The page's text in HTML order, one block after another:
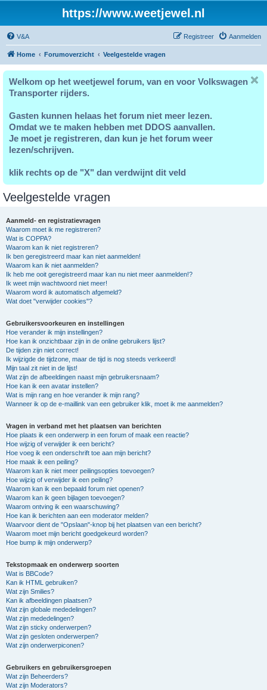
https://www.weetjewel.nl
V&A Aanmelden
Registreer
Home Forumoverzicht Veelgestelde vragen
Welkom op het weetjewel forum, van en voor Volkswagen
Transporter rijders.
Gasten kunnen helaas het forum niet meer lezen.
Omdat we te maken hebben met DDOS aanvallen.
Je moet je registreren, dan kun je het forum weer
lezen/schrijven.
klik rechts op de "X" dan verdwijnt dit veld
Veelgestelde vragen
Aanmeld- en registratievragen
Waarom moet ik me registreren?
Wat is COPPA?
Waarom kan ik niet registreren?
Ik ben geregistreerd maar kan niet aanmelden!
Waarom kan ik niet aanmelden?
Ik heb me ooit geregistreerd maar kan nu niet meer aanmelden!?
Ik weet mijn wachtwoord niet meer!
Waarom word ik automatisch afgemeld?
Wat doet "verwijder cookies"?
Gebruikersvoorkeuren en instellingen
Hoe verander ik mijn instellingen?
Hoe kan ik onzichtbaar zijn in de online gebruikers lijst?
De tijden zijn niet correct!
Ik wijzigde de tijdzone, maar de tijd is nog steeds verkeerd!
Mijn taal zit niet in de lijst!
Wat zijn de afbeeldingen naast mijn gebruikersnaam?
Hoe kan ik een avatar instellen?
Wat is mijn rang en hoe verander ik mijn rang?
Wanneer ik op de e-maillink van een gebruiker klik, moet ik me aanmelden?
Vragen in verband met het plaatsen van berichten
Hoe plaats ik een onderwerp in een forum of maak een reactie?
Hoe wijzig of verwijder ik een bericht?
Hoe voeg ik een onderschrift toe aan mijn bericht?
Hoe maak ik een peiling?
Waarom kan ik niet meer peilingsopties toevoegen?
Hoe wijzig of verwijder ik een peiling?
Waarom kan ik een bepaald forum niet openen?
Waarom kan ik geen bijlagen toevoegen?
Waarom ontving ik een waarschuwing?
Hoe kan ik berichten aan een moderator melden?
Waarvoor dient de "Opslaan"-knop bij het plaatsen van een bericht?
Waarom moet mijn bericht goedgekeurd worden?
Hoe bump ik mijn onderwerp?
Tekstopmaak en onderwerp soorten
Wat is BBCode?
Kan ik HTML gebruiken?
Wat zijn Smilies?
Kan ik afbeeldingen plaatsen?
Wat zijn globale mededelingen?
Wat zijn mededelingen?
Wat zijn sticky onderwerpen?
Wat zijn gesloten onderwerpen?
Wat zijn onderwerpiconen?
Gebruikers en gebruikersgroepen
Wat zijn Beheerders?
Wat zijn Moderators?